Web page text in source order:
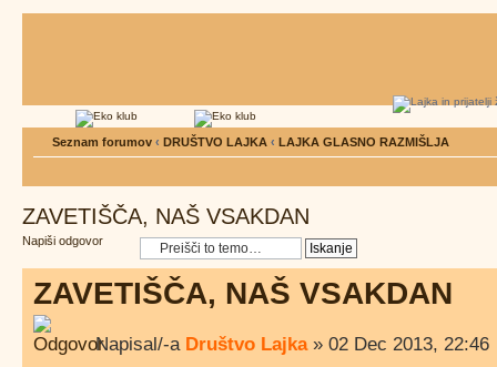
Seznam forumov ‹ DRUŠTVO LAJKA ‹ LAJKA GLASNO RAZMIŠLJA
ZAVETIŠČA, NAŠ VSAKDAN
Napiši odgovor
ZAVETIŠČA, NAŠ VSAKDAN
Napisal/-a Društvo Lajka» 02 Dec 2013, 22:46